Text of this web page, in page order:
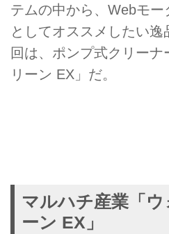
テムの中から、Webモ
としてオススメしたい
回は、ポンプ式クリーナ
リーン EX」だ。
マルハチ産業「
ーン EX」